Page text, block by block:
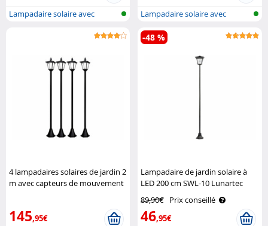
Lampadaire solaire avec
Lampadaire solaire avec
détecteur d..
4 lampadaires solaires de jardin 2
m avec capteurs de mouvement
145,95€
Lampadaire de jardin solaire à
LED 200 cm SWL-10 Lunartec
89,90€ Prix conseillé
46,95€
-48 %